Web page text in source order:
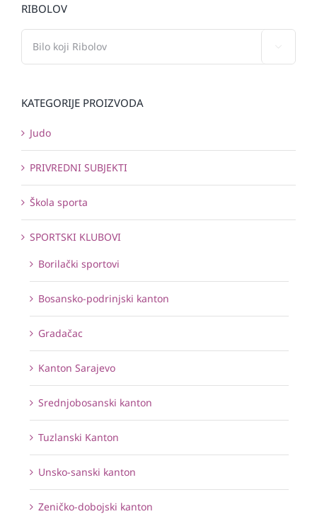
RIBOLOV
KATEGORIJE PROIZVODA
Judo
PRIVREDNI SUBJEKTI
Škola sporta
SPORTSKI KLUBOVI
Borilački sportovi
Bosansko-podrinjski kanton
Gradačac
Kanton Sarajevo
Srednjobosanski kanton
Tuzlanski Kanton
Unsko-sanski kanton
Zeničko-dobojski kanton